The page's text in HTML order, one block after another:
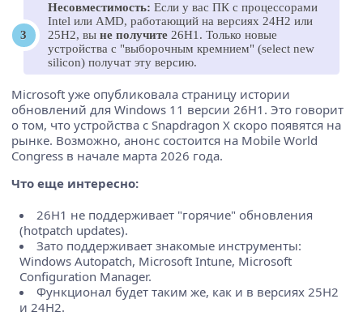
Несовместимость: Если у вас ПК с процессорами
Intel или AMD, работающий на версиях 24H2 или
25H2, вы не получите 26H1. Только новые
устройства с "выборочным кремнием" (select new
silicon) получат эту версию.
Microsoft уже опубликовала страницу истории
обновлений для Windows 11 версии 26H1. Это говорит
о том, что устройства с Snapdragon X скоро появятся на
рынке. Возможно, анонс состоится на Mobile World
Congress в начале марта 2026 года.
Что еще интересно:
26H1 не поддерживает "горячие" обновления
(hotpatch updates).
Зато поддерживает знакомые инструменты:
Windows Autopatch, Microsoft Intune, Microsoft
Configuration Manager.
Функционал будет таким же, как и в версиях 25H2
и 24H2.